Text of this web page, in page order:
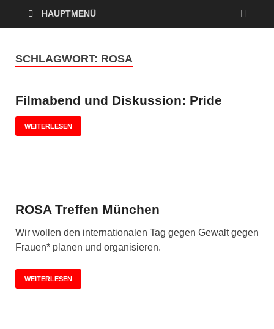
HAUPTMENÜ
SCHLAGWORT: ROSA
Filmabend und Diskussion: Pride
WEITERLESEN
ROSA Treffen München
Wir wollen den internationalen Tag gegen Gewalt gegen
Frauen* planen und organisieren.
WEITERLESEN